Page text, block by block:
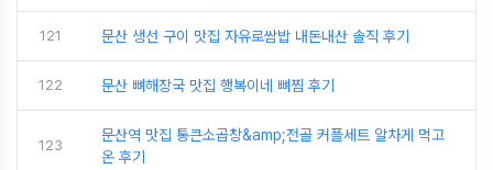
121 문산 생선 구이 맛집 자유로쌈밥 내돈내산 솔직 후기
122 문산 뼈해장국 맛집 행복이네 뼈찜 후기
123
문산역 맛집 통큰소곱창&amp;전골 커플세트 알차게 먹고
온 후기